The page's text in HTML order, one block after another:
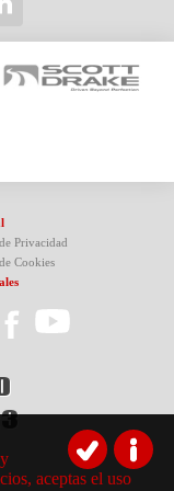
Privacidad
Cookies
aceptas el uso